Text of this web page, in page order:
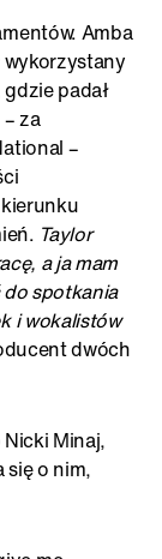
Amba
wykorzystany
gdzie padał
za
–
Taylor
a ja mam
do spotkania
i wokalistów
dwóch
Minaj,
się o nim,